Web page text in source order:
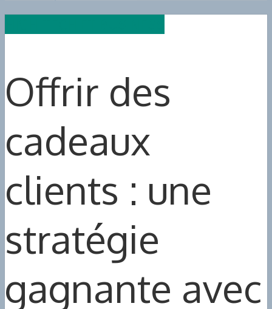
Offrir des
cadeaux
clients : une
stratégie
gagnante avec